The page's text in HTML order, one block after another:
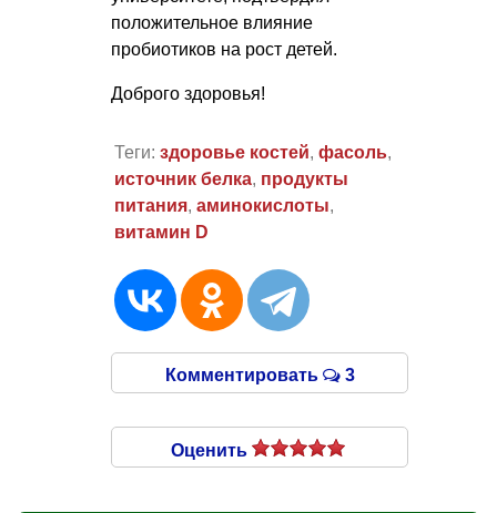
положительное влияние
пробиотиков на рост детей.
Доброго здоровья!
Теги: здоровье костей, фасоль,
источник белка, продукты
питания, аминокислоты,
витамин D
Комментировать 3
Оценить